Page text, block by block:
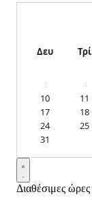
Δευ Τρί
10
11
17
18
24
25
31
Διαθέσιμες ώρες